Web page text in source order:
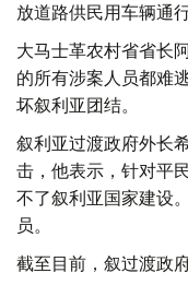
放道路供民用车辆通行
大马士革农村省省长
的所有涉案人员都难
坏叙利亚团结。
叙利亚过渡政府外长
击，他表示，针对平
不了叙利亚国家建设
员。
截至目前，叙过渡政